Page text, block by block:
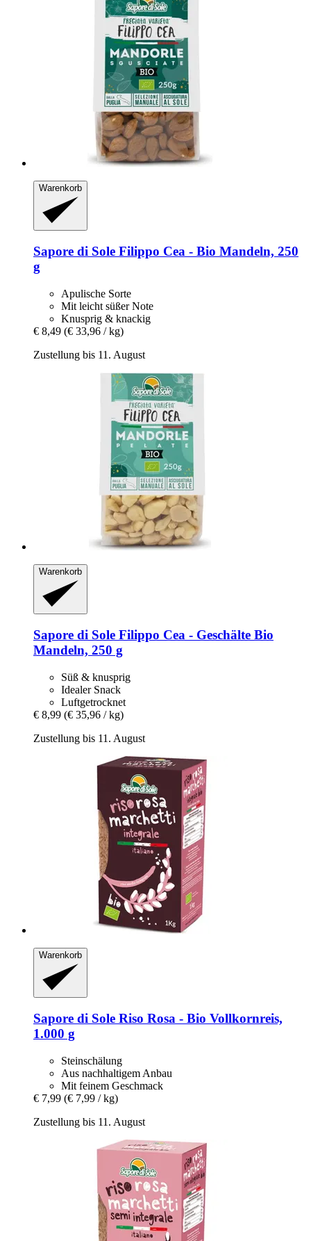
Warenkorb
Sapore di Sole Filippo Cea -​ Bio Mandeln, 250
g
Apulische Sorte
Mit leicht süßer Note
Knusprig & knackig
€ 8,49 (€ 33,96 / kg)
Zustellung bis 11. August
Warenkorb
Sapore di Sole Filippo Cea -​ Geschälte Bio
Mandeln, 250 g
Süß & knusprig
Idealer Snack
Luftgetrocknet
€ 8,99 (€ 35,96 / kg)
Zustellung bis 11. August
Warenkorb
Sapore di Sole Riso Rosa -​ Bio Vollkornreis,
1.000 g
Steinschälung
Aus nachhaltigem Anbau
Mit feinem Geschmack
€ 7,99 (€ 7,99 / kg)
Zustellung bis 11. August